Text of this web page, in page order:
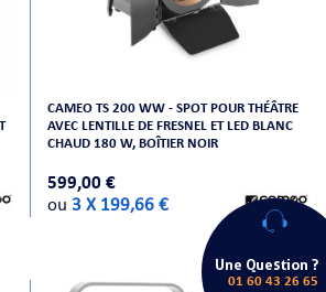
CAMEO TS 200 WW - SPOT POUR THÉÂTRE
AVEC LENTILLE DE FRESNEL ET LED BLANC
CHAUD 180 W, BOÎTIER NOIR
599,00 €
ou 3 X 199,66 €
Une Question ?
01 60 43 26 65